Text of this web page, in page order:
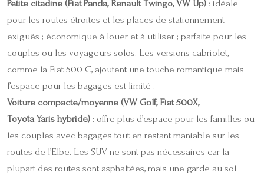
Petite citadine (Fiat Panda, Renault Twingo, VW Up) : idéale
pour les routes étroites et les places de stationnement
exiguës ; économique à louer et à utiliser ; parfaite pour les
couples ou les voyageurs solos. Les versions cabriolet,
comme la Fiat 500 C, ajoutent une touche romantique mais
l’espace pour les bagages est limité .
Voiture compacte/moyenne (VW Golf, Fiat 500X,
Toyota Yaris hybride) : offre plus d’espace pour les familles ou
les couples avec bagages tout en restant maniable sur les
routes de l’Elbe. Les SUV ne sont pas nécessaires car la
plupart des routes sont asphaltées, mais une garde au sol